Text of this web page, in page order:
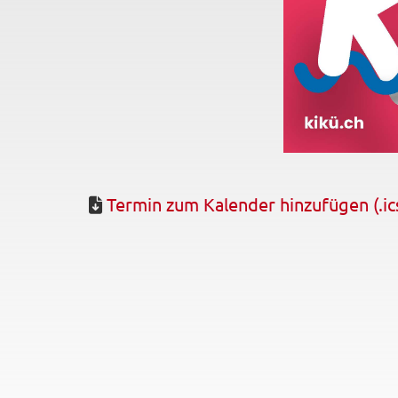
Termin zum Kalender hinzufügen